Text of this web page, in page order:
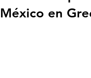
México en